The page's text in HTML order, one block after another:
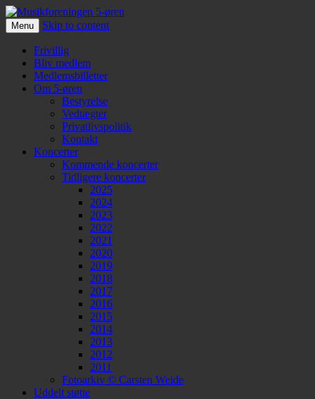
Musikforeningen 5-øren
Menu Skip to content
Frivillig
Bliv medlem
Medlemsbilletter
Om 5-øren
Bestyrelse
Vedtægter
Privatlivspolitik
Kontakt
Koncerter
Kommende koncerter
Tidligere koncerter
2025
2024
2023
2022
2021
2020
2019
2018
2017
2016
2015
2014
2013
2012
2011
Fotoarkiv © Carsten Weide
Uddelt støtte